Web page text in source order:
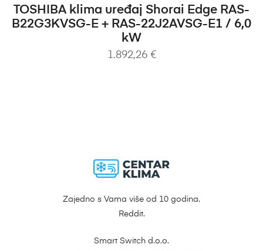
DODAJ U KOŠARICU
TOSHIBA klima uređaj Shorai Edge RAS-
B22G3KVSG-E + RAS-22J2AVSG-E1 / 6,0
kW
1.892,26 €
Zajedno s Vama više od 10 godina.
Reddit.
Smart Switch d.o.o.